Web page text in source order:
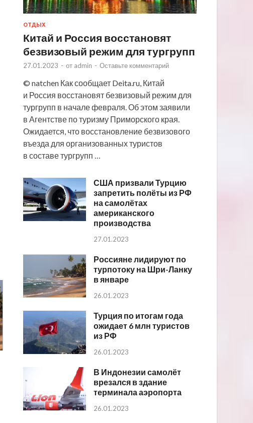
ОТДЫХ
Китай и Россия восстановят
безвизовый режим для тургрупп
27.01.2023 - от admin - Оставьте комментарий
© natchen Как сообщает Deita.ru, Китай
и Россия восстановят безвизовый режим для
тургрупп в начале февраля. Об этом заявили
в Агентстве по туризму Приморского края.
Ожидается, что восстановление безвизового
въезда для организованных туристов
в составе тургрупп …
США призвали Турцию
запретить полёты из РФ
на самолётах
американского
производства
27.01.2023
Россияне лидируют по
турпотоку на Шри-Ланку
в январе
26.01.2023
Турция по итогам года
ожидает 6 млн туристов
из РФ
26.01.2023
В Индонезии самолёт
врезался в здание
терминала аэропорта
26.01.2023